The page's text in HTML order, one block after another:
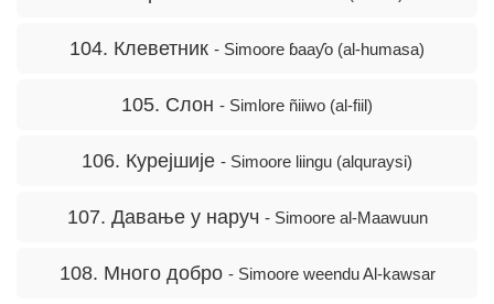
104. Клеветник - Simoore ɓaaƴo (al-humasa)
105. Слон - Simlore ñiiwo (al-fiil)
106. Курејшије - Simoore liingu (alquraysi)
107. Давање у наруч - Simoore al-Maawuun
108. Много добро - Simoore weendu Al-kawsar